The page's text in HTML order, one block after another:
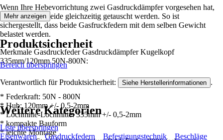
Wenn Ihre Hebevorrichtung zwei Gasdruckdämpfer vorgesehen hat,
sollten jeweils beide gleichzeitig getauscht werden. So ist
sichergestellt, dass beide Gasfruckfedern mit dem selben Gewicht
belastet werden.
Merkmale Gasdruckfeder Gasdruckdämpfer Kugelkopf
335mm/120mm 50N-800N:
* Federkraft: 50N - 800N
* Hub: 120mm +/- 0,5-2mm
* Lochmitte-Lochmitte: 335mm +/- 0,5-2mm
* kompakte Bauform
* leichte Montage
Mehr anzeigen
Produktsicherheit
Bereich überspringen
Verantwortlich für Produktsicherheit: Siehe Herstellerinformationen .
Weitere Kategorien
Liste überspringen
Eisenwaren
Gasdruckfedern Befestigungstechnik
Beschläge